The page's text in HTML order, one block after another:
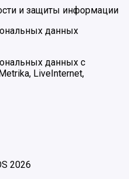
и защиты информации
данных
данных с
LiveInternet,
2026